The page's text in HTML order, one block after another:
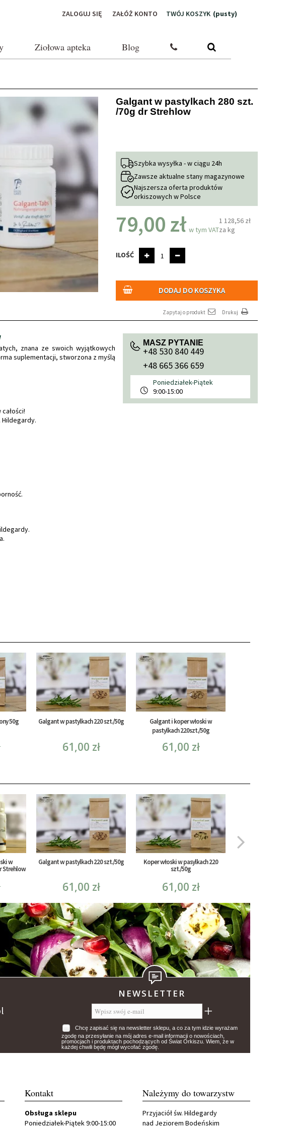
TWÓJ KOSZYK (pusty)
ZALOGUJ SIĘ ZAŁÓŻ KONTO
Ziołowa apteka Blog
Galgant w pastylkach 280 szt.
/70g dr Strehlow
Szybka wysyłka - w ciągu 24h
Zawsze aktualne stany magazynowe
Najszersza oferta produktów
orkiszowych w Polsce
79,00 zł w tym VAT
1 128,56 zł
za kg
ILOŚĆ
DODAJ DO KOSZYKA
Zapytaj o produkt Drukuj
MASZ PYTANIE
+48 530 840 449
+48 665 366 659
Poniedziałek-Piątek
9:00-15:00
znana ze swoich wyjątkowych
suplementacji, stworzona z myślą
50g Galgant w pastylkach 220 szt./50g
61,00 zł
Galgant i koper włoski w
pastylkach 220szt./50g
61,00 zł
w
Strehlow
Galgant w pastylkach 220 szt./50g
61,00 zł
Koper włoski w pasylkach 220
szt./50g
61,00 zł
NEWSLETTER
Chcę zapisać się na newsletter sklepu, a co za tym idzie wyrażam
zgodę na przesyłanie na mój adres e-mail informacji o nowościach,
promocjach i produktach pochodzących od Świat Orkiszu. Wiem, że w
każdej chwili będę mógł wycofać zgodę.
Kontakt
Obsługa sklepu
Poniedziałek-Piątek 9:00-15:00
Należymy do towarzystw
Przyjaciół św. Hildegardy
nad Jeziorem Bodeńskim